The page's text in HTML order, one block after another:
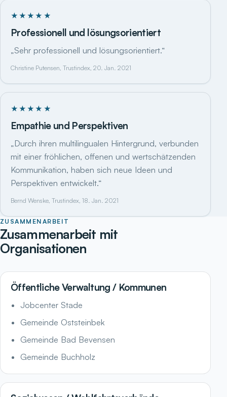
★★★★★
Professionell und lösungsorientiert
„Sehr professionell und lösungsorientiert.“
Christine Putensen, Trustindex, 20. Jan. 2021
★★★★★
Empathie und Perspektiven
„Durch ihren multilingualen Hintergrund, verbunden
mit einer fröhlichen, offenen und wertschätzenden
Kommunikation, haben sich neue Ideen und
Perspektiven entwickelt.“
Bernd Wenske, Trustindex, 18. Jan. 2021
ZUSAMMENARBEIT
Zusammenarbeit mit
Organisationen
Öffentliche Verwaltung / Kommunen
Jobcenter Stade
Gemeinde Oststeinbek
Gemeinde Bad Bevensen
Gemeinde Buchholz